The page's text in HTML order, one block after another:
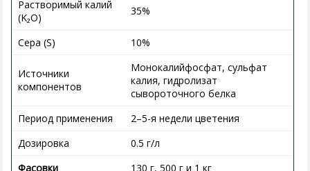
Растворимый калий
(K₂O)
35%
Сера (S) 10%
Источники
компонентов
Монокалийфосфат, сульфат
калия, гидролизат
сывороточного белка
Период применения
2–5-я недели цветения
Дозировка
0.5 г/л
Фасовки
130 г, 500 г и 1 кг